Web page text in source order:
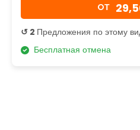
OТ
↺ 2 Предложения по этому
Бесплатная отмена